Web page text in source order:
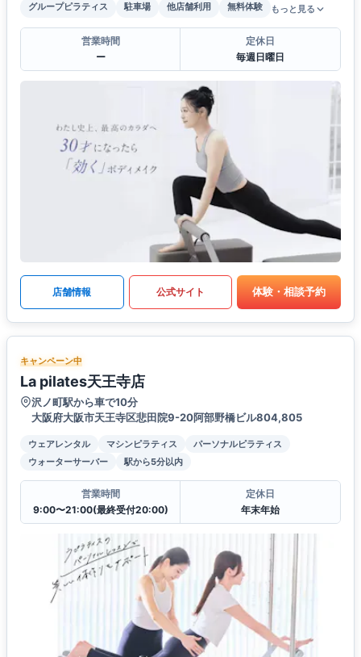
グループピラティス
駐車場 他店舗利用 無料体験 もっと見る
営業時間
ー
定休日
毎週日曜日
店舗情報 公式サイト 体験・相談予約
キャンペーン中
La pilates天王寺店
沢ノ町駅から車で10分
大阪府大阪市天王寺区悲田院9-20阿部野橋ビル804,805
ウェアレンタル マシンピラティス
パーソナルピラティス
ウォーターサーバー
駅から5分以内
営業時間
9:00〜21:00(最終受付20:00)
定休日
年末年始